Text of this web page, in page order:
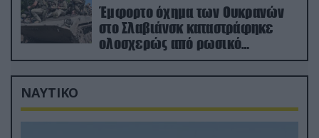
Έμφορτο όχημα των Ουκρανών
στο Σλαβιάνσκ καταστράφηκε
ολοσχερώς από ρωσικό
μαχητικό μέσα στην πόλη!
(βίντεο)
ΝΑΥΤΙΚΟ